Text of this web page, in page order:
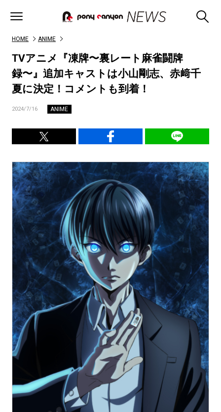
HOME ANIME
TVアニメ『凍牌〜裏レート麻雀闘牌
録〜』追加キャストは小山剛志、赤﨑千
夏に決定！コメントも到着！
2024/7/16 ANIME